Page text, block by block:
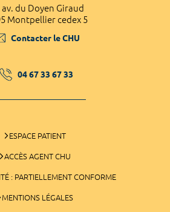
av. du Doyen Giraud
Montpellier cedex 5
Contacter le CHU
04 67 33 67 33
ESPACE PATIENT
ACCÈS AGENT CHU
: PARTIELLEMENT CONFORME
MENTIONS LÉGALES